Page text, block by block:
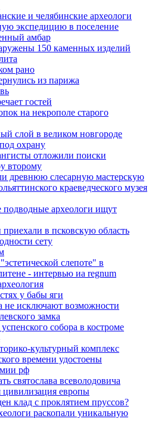
и челябинские археологи
экспедицию в поселение
амбар
150 каменных изделий
рано
из парижа
гостей
на некрополе старого
слой в великом новгороде
охрану
отложили поиски
второму
древнюю слесарную мастерскую
краеведческого музея
подводные археологи ищут
в псковскую область
сету
слепоте" в
- интервью иа regnum
у бабы яги
не исключают возможности
замка
собора в костроме
культурный комплекс
времени удостоены
рф
святослава всеволодовича
европы
клад с проклятием пруссов?
раскопали уникальную